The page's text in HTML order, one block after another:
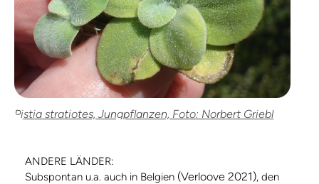
Pistia stratiotes, Jungpflanzen, Foto: Norbert Griebl
ANDERE LÄNDER:
Subspontan u.a. auch in Belgien (Verloove 2021), den